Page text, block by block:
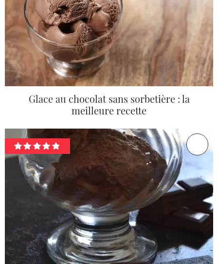
Glace au chocolat sans sorbetière : la
meilleure recette